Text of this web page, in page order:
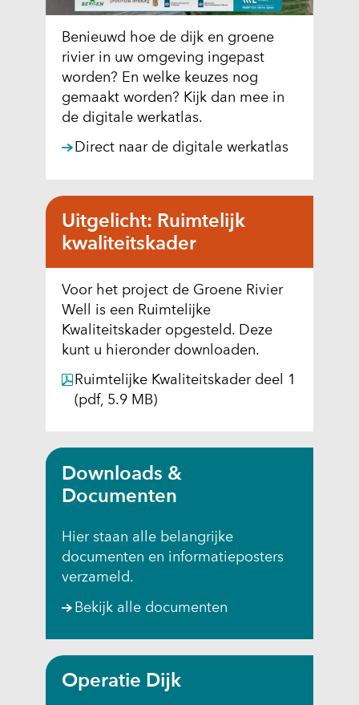
n
c
o
o
k
i
p
d
e
z
e
w
e
s
e
w
o
r
e
o
s
Benieuwd hoe de dijk en groene
rivier in uw omgeving ingepast
worden? En welke keuzes nog
gemaakt worden? Kijk dan mee in
de digitale werkatlas.
Direct naar de digitale werkatlas(
i
w
n
Uitgelicht: Ruimtelijk
kwaliteitskader
Voor het project de Groene Rivier
Well is een Ruimtelijke
Kwaliteitskader opgesteld. Deze
kunt u hieronder downloaden.
Ruimtelijke Kwaliteitskader deel 1
(pdf, 5.9 MB)
Downloads &
Documenten
Hier staan alle belangrijke
documenten en informatieposters
verzameld.
Bekijk alle documenten
Operatie Dijk